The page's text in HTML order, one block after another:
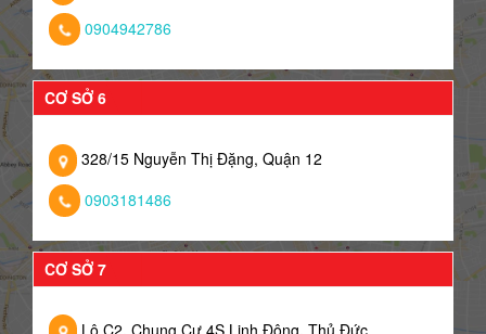
0904942786
CƠ SỞ 6
328/15 Nguyễn Thị Đặng, Quận 12
0903181486
CƠ SỞ 7
Lô C2, Chung Cư 4S Linh Đông, Thủ Đức